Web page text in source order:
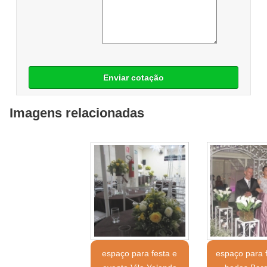
Enviar cotação
Imagens relacionadas
espaço para festa e
espaço para